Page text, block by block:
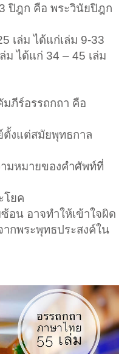
ปิฎก คือ พระวินัยปิฎก
เล่ม ได้แก่เล่ม 9-33
ม ได้แก่ 34 – 45 เล่ม
ภีร์อรรถกถา คือ
งแต่สมัยพุทธกาล
มหมายของคำศัพท์ที่
โยค
น อาจทำให้เข้าใจผิด
กพระพุทธประสงค์ใน